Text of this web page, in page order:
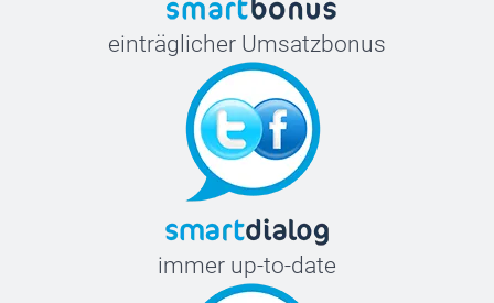
einträglicher Umsatzbonus
immer up-to-date